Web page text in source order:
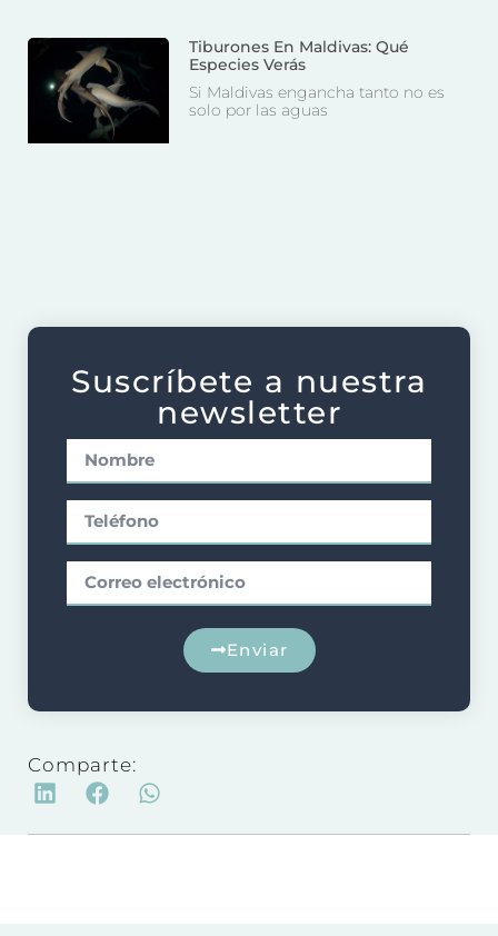
Tiburones En Maldivas: Qué
Especies Verás
Si Maldivas engancha tanto no es
solo por las aguas
Suscríbete a nuestra
newsletter
Enviar
Comparte: